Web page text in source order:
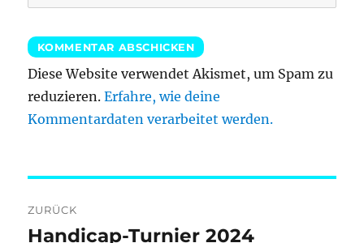
Diese Website verwendet Akismet, um Spam zu
reduzieren.Erfahre, wie deine
Kommentardaten verarbeitet werden.
ZURÜCK
Vorheriger
Handicap-Turnier 2024